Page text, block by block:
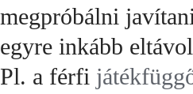
megpróbálni
egyre inkább
Pl. a férfi